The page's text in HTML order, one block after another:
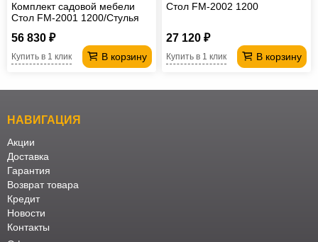
Комплект садовой мебели
Стол FM-2001 1200/Стулья
56 830 ₽
В корзину
Купить в 1 клик
Стол FM-2002 1200
27 120 ₽
В корзину
Купить в 1 клик
НАВИГАЦИЯ
Акции
Доставка
Гарантия
Возврат товара
Кредит
Новости
Контакты